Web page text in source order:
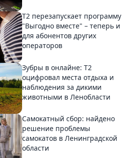
Т2 перезапускает программу
"Выгодно вместе" – теперь и
для абонентов других
операторов
Зубры в онлайне: Т2
оцифровал места отдыха и
наблюдения за дикими
животными в Ленобласти
Самокатный сбор: найдено
решение проблемы
самокатов в Ленинградской
области